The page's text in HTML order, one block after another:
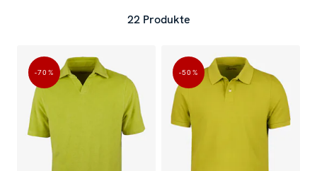
22 Produkte
-70 % -50 %